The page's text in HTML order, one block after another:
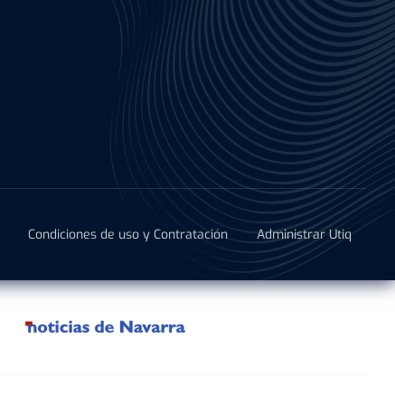
Condiciones de uso y Contratación Administrar Utiq